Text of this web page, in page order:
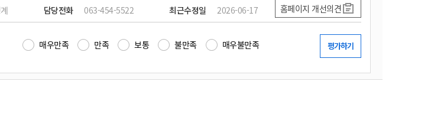
담당전화 063-454-5522 최근수정일 2026-06-17 홈페이지 개선의견
매우만족 만족 보통 불만족 매우불만족